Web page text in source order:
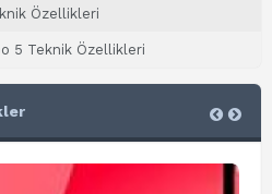
Özellikleri
5 Teknik Özellikleri